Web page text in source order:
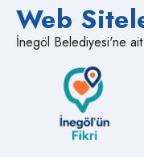
Süpürtü Mahallesi
Sülüklügöl Mahallesi
Süle Mahallesi
Semt Pazarları
Medya İnegöl
Muhtarlıklar
Web
İnegöl Belediyesi'ne